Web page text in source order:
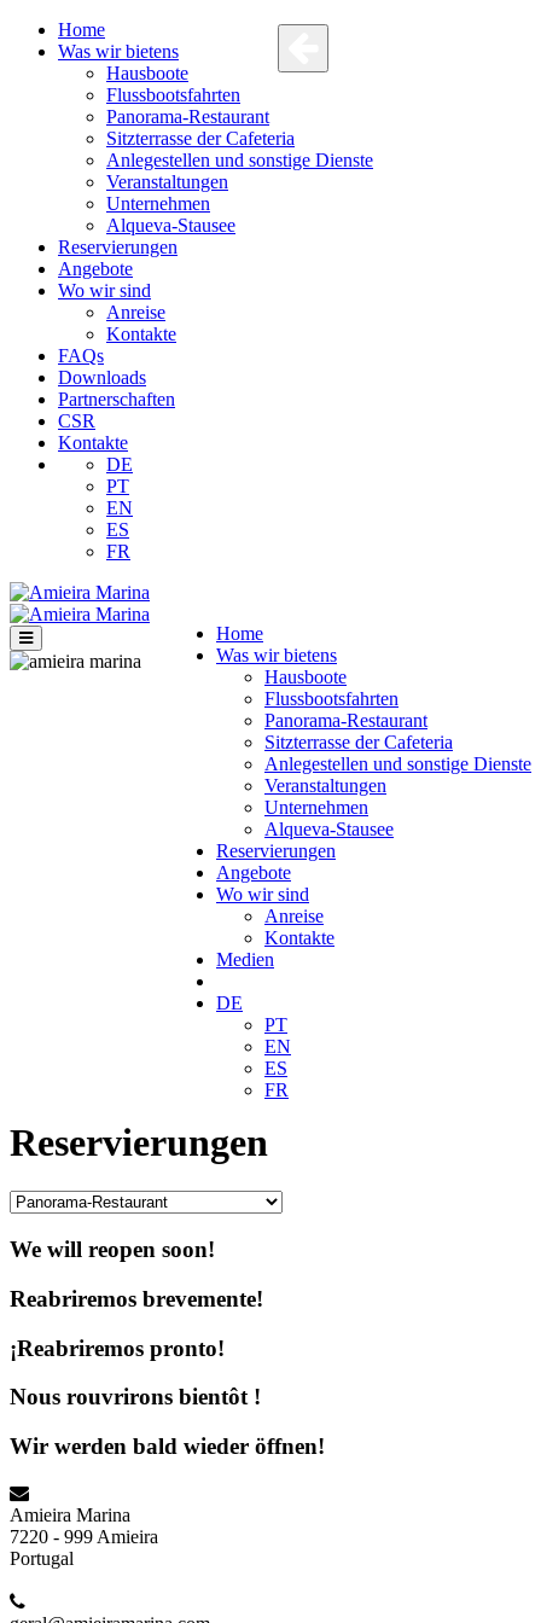
Home
Was wir bietens
Hausboote
Flussbootsfahrten
Panorama-Restaurant
Sitzterrasse der Cafeteria
Anlegestellen und sonstige Dienste
Veranstaltungen
Unternehmen
Alqueva-Stausee
Reservierungen
Angebote
Wo wir sind
Anreise
Kontakte
FAQs
Downloads
Partnerschaften
CSR
Kontakte
DE
PT
EN
ES
FR
Home
Was wir bietens
Hausboote
Flussbootsfahrten
Panorama-Restaurant
Sitzterrasse der Cafeteria
Anlegestellen und sonstige Dienste
Veranstaltungen
Unternehmen
Alqueva-Stausee
Reservierungen
Angebote
Wo wir sind
Anreise
Kontakte
Medien
DE
PT
EN
ES
FR
Reservierungen
We will reopen soon!
Reabriremos brevemente!
¡Reabriremos pronto!
Nous rouvrirons bientôt !
Wir werden bald wieder öffnen!
Amieira Marina
7220 - 999 Amieira
Portugal